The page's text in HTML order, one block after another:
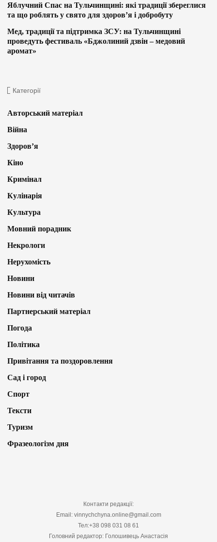
Яблучний Спас на Тульчинщині: які традиції збереглися
та що роблять у свято для здоров’я і добробуту
Мед, традиції та підтримка ЗСУ: на Тульчинщині
проведуть фестиваль «Бджолиний дзвін – медовий
аромат»
Категорії
Авторський матеріал
Війна
Здоров’я
Кіно
Кримінал
Кулінарія
Культура
Мовний порадник
Некрологи
Нерухомість
Новини
Новини від читачів
Партнерський матеріал
Погода
Політика
Привітання та поздоровлення
Сад і город
Спорт
Тексти
Туризм
Фразеологізм дня
Контакти редакції:
Email: vinnychchyna.online@gmail.com
Тел:+38 098 031 08 61
Головний редактор: Голошивець Анастасія